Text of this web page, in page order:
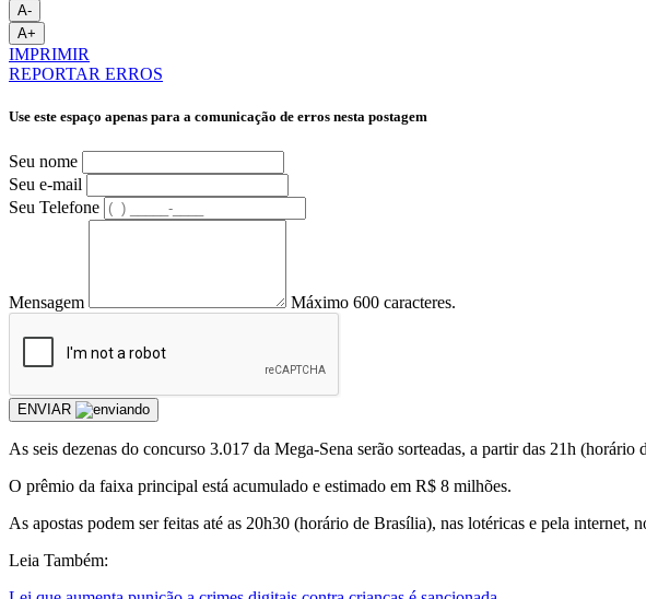
A-
A+
IMPRIMIR
REPORTAR ERROS
Use este espaço apenas para a comunicação de erros nesta postagem
Seu nome
Seu e-mail
Seu Telefone
Mensagem Máximo 600 caracteres.
ENVIAR
As seis dezenas do concurso 3.017 da Mega-Sena serão sorteadas, a partir das 21h
O prêmio da faixa principal está acumulado e estimado em R$ 8 milhões.
As apostas podem ser feitas até as 20h30 (horário de Brasília), nas lotéricas e pela internet,
Leia Também: